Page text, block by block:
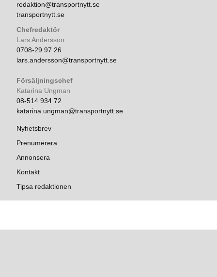
redaktion@transportnytt.se
transportnytt.se
Chefredaktör
Lars Andersson
0708-29 97 26
lars.andersson@transportnytt.se
Försäljningschef
Katarina Ungman
08-514 934 72
katarina.ungman@transportnytt.se
Nyhetsbrev
Prenumerera
Annonsera
Kontakt
Tipsa redaktionen